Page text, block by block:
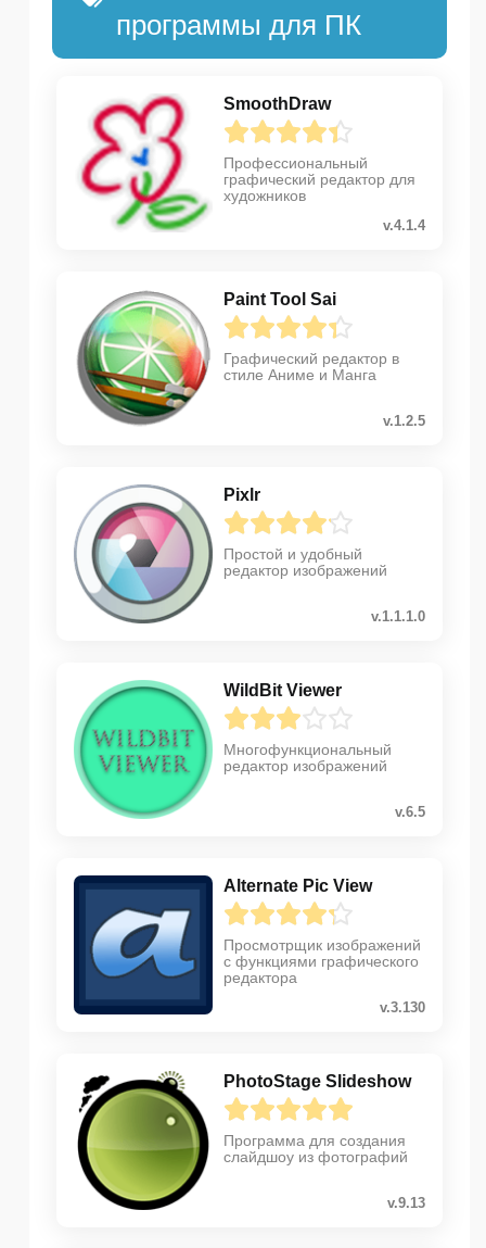
программы для ПК
SmoothDraw
Профессиональный
графический редактор для
художников
v.4.1.4
Paint Tool Sai
Графический редактор в
стиле Аниме и Манга
v.1.2.5
Pixlr
Простой и удобный
редактор изображений
v.1.1.1.0
WildBit Viewer
Многофункциональный
редактор изображений
v.6.5
Alternate Pic View
Просмотрщик изображений
с функциями графического
редактора
v.3.130
PhotoStage Slideshow
Программа для создания
слайдшоу из фотографий
v.9.13